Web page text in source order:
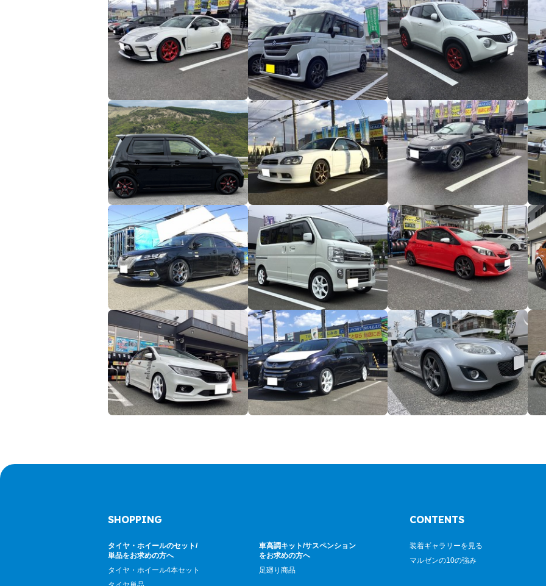
SHOPPING
タイヤ・ホイールのセット/
単品をお求めの方へ
タイヤ・ホイール4本セット
車高調キット/サスペンション
をお求めの方へ
足廻り商品
CONTENTS
装着ギャラリーを見る
マルゼンの10の強み